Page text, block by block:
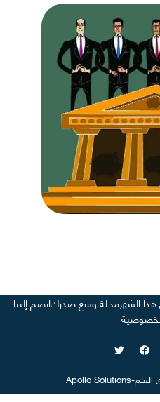
الشهرمجلة وسع صدركانضم إلينا
العلم-
Apollo Solutions